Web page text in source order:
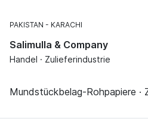
PAKISTAN KARACHI
Salimulla & Company
Handel · Zulieferindustrie
Mundstückbelag-Rohpapiere ·